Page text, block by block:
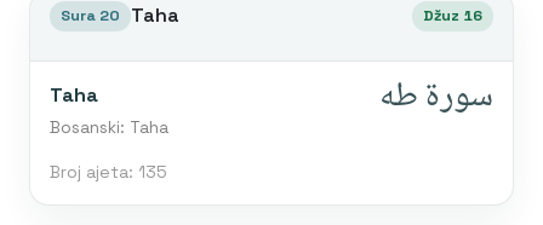
Sura 20 Taha Džuz 16
Taha
Bosanski: Taha
سورة طه
Broj ajeta: 135